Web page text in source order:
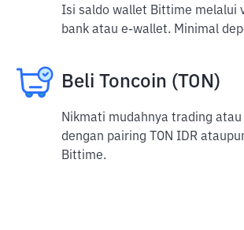
Isi saldo wallet Bittime melalui
bank atau e-wallet. Minimal
Beli Toncoin (TON)
Nikmati mudahnya trading atau
dengan pairing TON IDR
Bittime.